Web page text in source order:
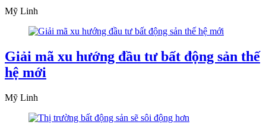
Mỹ Linh
Giải mã xu hướng đầu tư bất động sản thế
hệ mới
Mỹ Linh